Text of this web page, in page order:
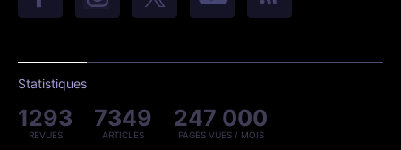
Statistiques
1293
REVUES
7349
ARTICLES
247 000
PAGES VUES / MOIS